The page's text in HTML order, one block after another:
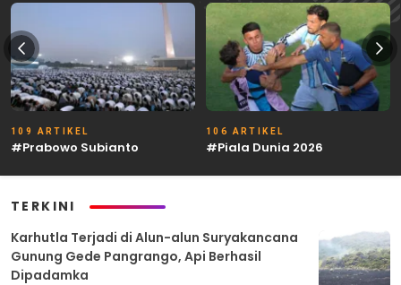
109 ARTIKEL
#Prabowo Subianto
106 ARTIKEL
#Piala Dunia 2026
TERKINI
Karhutla Terjadi di Alun-alun Suryakancana
Gunung Gede Pangrango, Api Berhasil
Dipadamka